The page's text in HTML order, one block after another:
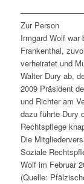
Zur Person
Irmgard Wolf war
Frankenthal,
verheiratet und
Walter Dury ab,
2009 Präsident
und Richter am
dazu führte Dury
Rechtspflege
Die
Soziale
Wolf im Februar
(Quelle: